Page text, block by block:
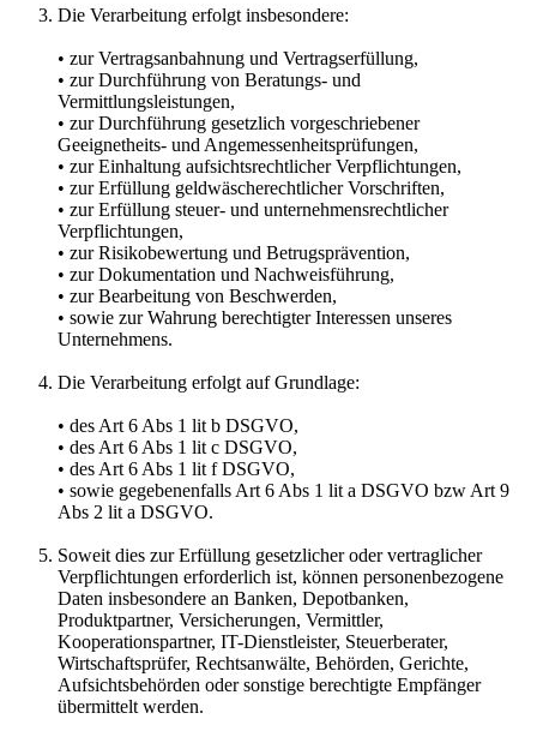
Die Verarbeitung erfolgt insbesondere:
• zur Vertragsanbahnung und Vertragserfüllung,
• zur Durchführung von Beratungs- und
Vermittlungsleistungen,
• zur Durchführung gesetzlich vorgeschriebener
Geeignetheits- und Angemessenheitsprüfungen,
• zur Einhaltung aufsichtsrechtlicher Verpflichtungen,
• zur Erfüllung geldwäscherechtlicher Vorschriften,
• zur Erfüllung steuer- und unternehmensrechtlicher
Verpflichtungen,
• zur Risikobewertung und Betrugsprävention,
• zur Dokumentation und Nachweisführung,
• zur Bearbeitung von Beschwerden,
• sowie zur Wahrung berechtigter Interessen unseres
Unternehmens.
Die Verarbeitung erfolgt auf Grundlage:
• des Art 6 Abs 1 lit b DSGVO,
• des Art 6 Abs 1 lit c DSGVO,
• des Art 6 Abs 1 lit f DSGVO,
• sowie gegebenenfalls Art 6 Abs 1 lit a DSGVO bzw Art 9
Abs 2 lit a DSGVO.
Soweit dies zur Erfüllung gesetzlicher oder vertraglicher
Verpflichtungen erforderlich ist, können personenbezogene
Daten insbesondere an Banken, Depotbanken,
Produktpartner, Versicherungen, Vermittler,
Kooperationspartner, IT-Dienstleister, Steuerberater,
Wirtschaftsprüfer, Rechtsanwälte, Behörden, Gerichte,
Aufsichtsbehörden oder sonstige berechtigte Empfänger
übermittelt werden.